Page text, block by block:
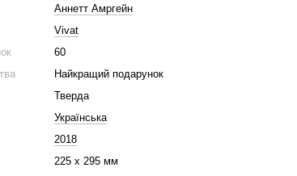
Аннетт Амргейн
Vivat
60
Найкращий подарунок
Тверда
Українська
2018
225 х 295 мм